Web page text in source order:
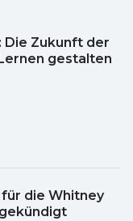
Zukunft der
gestalten
für die Whitney